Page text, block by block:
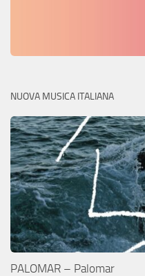
NUOVA MUSICA ITALIANA
PALOMAR – Palomar